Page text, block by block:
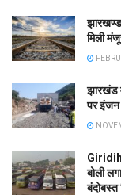
मिली
झारखंड
पर इंजन
Giridih
बोली
बंदोबस्त